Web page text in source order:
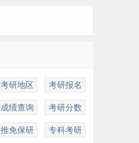
考研地区 考研报名
成绩查询 考研分数
推免保研 专科考研